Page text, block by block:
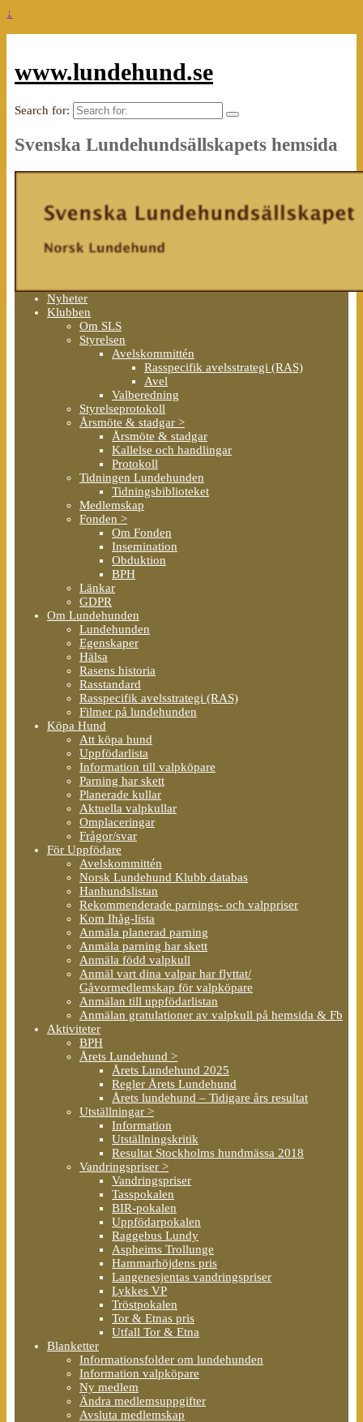
↓
www.lundehund.se
Search for:
Svenska Lundehundsällskapets hemsida
Nyheter
Klubben
Om SLS
Styrelsen
Avelskommittén
Rasspecifik avelsstrategi (RAS)
Avel
Valberedning
Styrelseprotokoll
Årsmöte & stadgar >
Årsmöte & stadgar
Kallelse och handlingar
Protokoll
Tidningen Lundehunden
Tidningsbiblioteket
Medlemskap
Fonden >
Om Fonden
Insemination
Obduktion
BPH
Länkar
GDPR
Om Lundehunden
Lundehunden
Egenskaper
Hälsa
Rasens historia
Rasstandard
Rasspecifik avelsstrategi (RAS)
Filmer på lundehunden
Köpa Hund
Att köpa hund
Uppfödarlista
Information till valpköpare
Parning har skett
Planerade kullar
Aktuella valpkullar
Omplaceringar
Frågor/svar
För Uppfödare
Avelskommittén
Norsk Lundehund Klubb databas
Hanhundslistan
Rekommenderade parnings- och valppriser
Kom Ihåg-lista
Anmäla planerad parning
Anmäla parning har skett
Anmäla född valpkull
Anmäl vart dina valpar har flyttat/
Gåvormedlemskap för valpköpare
Anmälan till uppfödarlistan
Anmälan gratulationer av valpkull på hemsida & Fb
Aktiviteter
BPH
Årets Lundehund >
Årets Lundehund 2025
Regler Årets Lundehund
Årets lundehund – Tidigare års resultat
Utställningar >
Information
Utställningskritik
Resultat Stockholms hundmässa 2018
Vandringspriser >
Vandringspriser
Tasspokalen
BIR-pokalen
Uppfödarpokalen
Raggebus Lundy
Aspheims Trollunge
Hammarhöjdens pris
Langenesjentas vandringspriser
Lykkes VP
Tröstpokalen
Tor & Etnas pris
Utfall Tor & Etna
Blanketter
Informationsfolder om lundehunden
Information valpköpare
Ny medlem
Ändra medlemsuppgifter
Avsluta medlemskap